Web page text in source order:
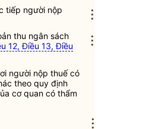
tiếp người nộp
thu ngân sách
12, Điều 13, Điều
người nộp thuế có
theo quy định
cơ quan có thẩm
⋮
⋮
⋮